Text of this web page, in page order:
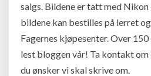
salgs. Bildene er tatt med
bildene kan bestilles på lerret
Fagernes kjøpesenter. Over
lest bloggen vår! Ta kontakt om
du ønsker vi skal skrive om.